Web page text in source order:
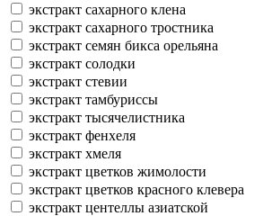
экстракт сахарного клена
экстракт сахарного тростника
экстракт семян бикса орельяна
экстракт солодки
экстракт стевии
экстракт тамбуриссы
экстракт тысячелистника
экстракт фенхеля
экстракт хмеля
экстракт цветков жимолости
экстракт цветков красного клевера
экстракт центеллы азиатской